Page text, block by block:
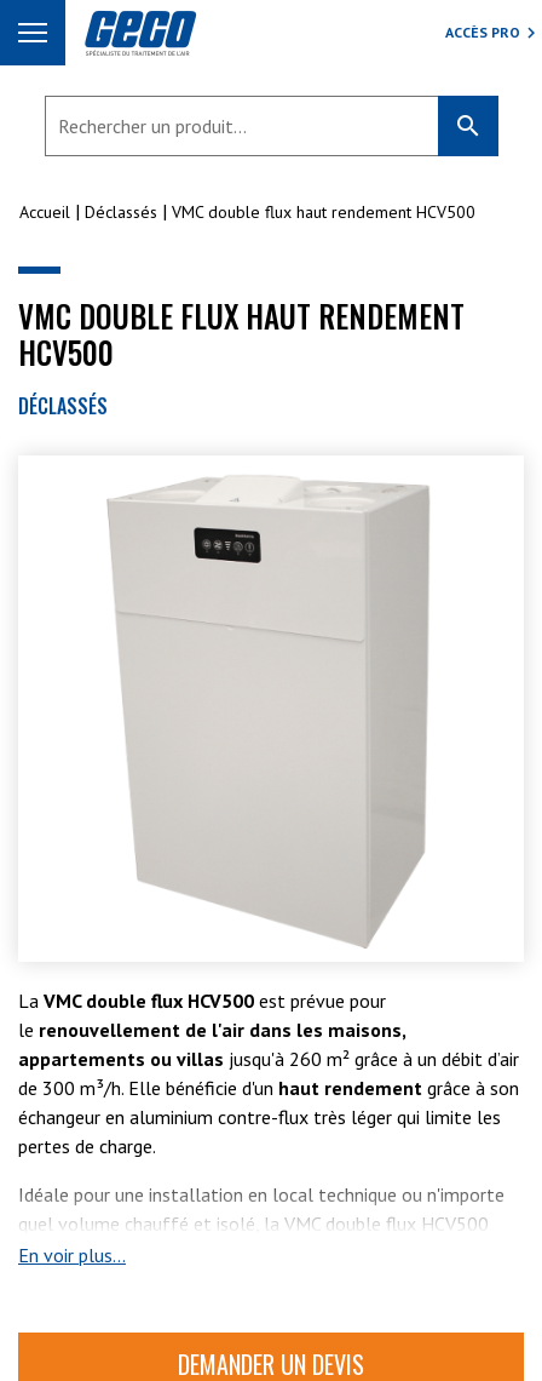
ACCÈS PRO
search
Accueil Déclassés VMC double flux haut rendement HCV500
VMC DOUBLE FLUX HAUT RENDEMENT
HCV500
DÉCLASSÉS
La VMC double flux HCV500 est prévue pour
le renouvellement de l'air dans les maisons,
appartements ou villas jusqu'à 260 m² grâce à un débit d’air
de 300 m³/h. Elle bénéficie d'un haut rendement grâce à son
échangeur en aluminium contre-flux très léger qui limite les
pertes de charge.
Idéale pour une installation en local technique ou n'importe
quel volume chauffé et isolé, la VMC double flux HCV500
fonctionne de façon automatique et ajuste sa ventilation
Lebypass intégréen standard vous fait bénéficier
freecooling en été, fonction apportant un maximum de
En voir plus...
DEMANDER UN DEVIS